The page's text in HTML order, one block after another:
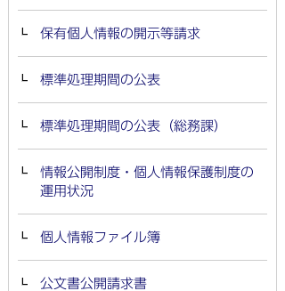
保有個人情報の開示等請求
標準処理期間の公表
標準処理期間の公表（総務課）
情報公開制度・個人情報保護制度の
運用状況
個人情報ファイル簿
公文書公開請求書